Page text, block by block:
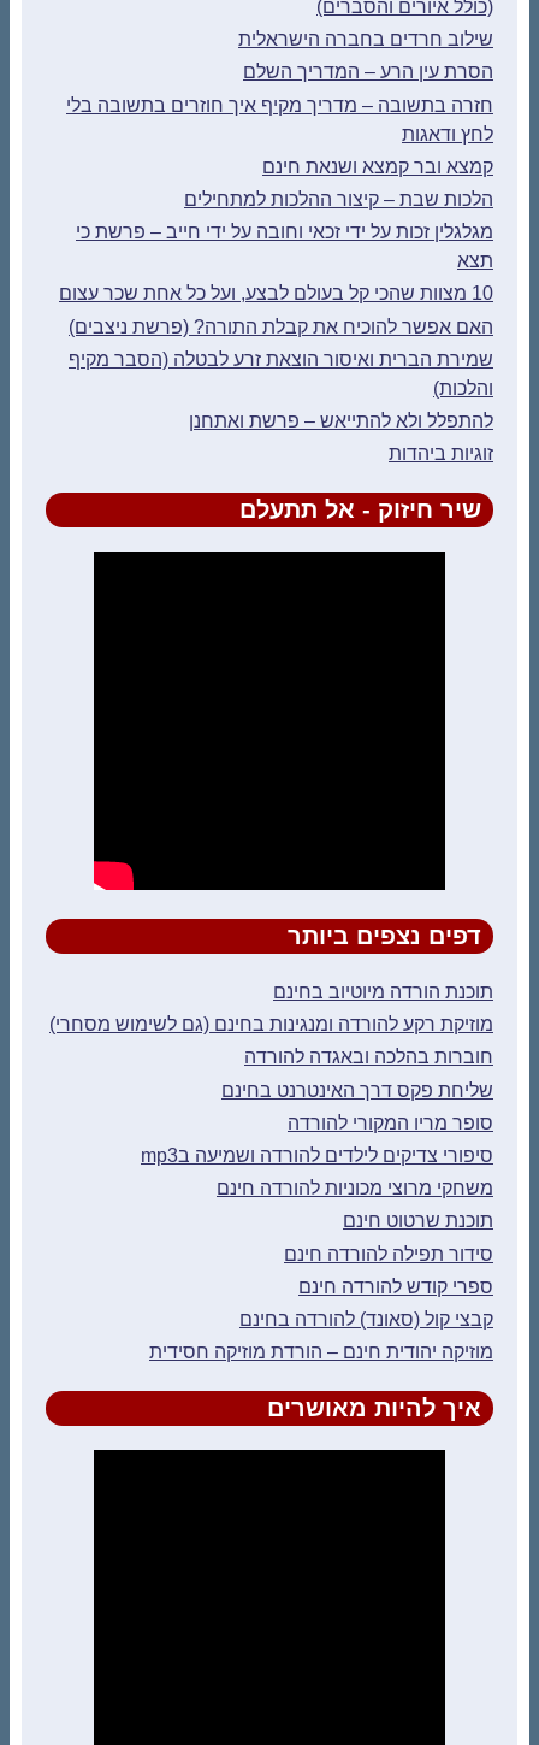
(כולל איורים והסברים)
שילוב חרדים בחברה הישראלית
הסרת עין הרע – המדריך השלם
חזרה בתשובה – מדריך מקיף איך חוזרים בתשובה בלי
לחץ ודאגות
קמצא ובר קמצא ושנאת חינם
הלכות שבת – קיצור ההלכות למתחילים
מגלגלין זכות על ידי זכאי וחובה על ידי חייב – פרשת כי
תצא
10 מצוות שהכי קל בעולם לבצע, ועל כל אחת שכר עצום
האם אפשר להוכיח את קבלת התורה? (פרשת ניצבים)
שמירת הברית ואיסור הוצאת זרע לבטלה (הסבר מקיף
והלכות)
להתפלל ולא להתייאש – פרשת ואתחנן
זוגיות ביהדות
שיר חיזוק - אל תתעלם
דפים נצפים ביותר
תוכנת הורדה מיוטיוב בחינם
מוזיקת רקע להורדה ומנגינות בחינם (גם לשימוש מסחרי)
חוברות בהלכה ובאגדה להורדה
שליחת פקס דרך האינטרנט בחינם
סופר מריו המקורי להורדה
סיפורי צדיקים לילדים להורדה ושמיעה בmp3
משחקי מרוצי מכוניות להורדה חינם
תוכנת שרטוט חינם
סידור תפילה להורדה חינם
ספרי קודש להורדה חינם
קבצי קול (סאונד) להורדה בחינם
מוזיקה יהודית חינם – הורדת מוזיקה חסידית
איך להיות מאושרים